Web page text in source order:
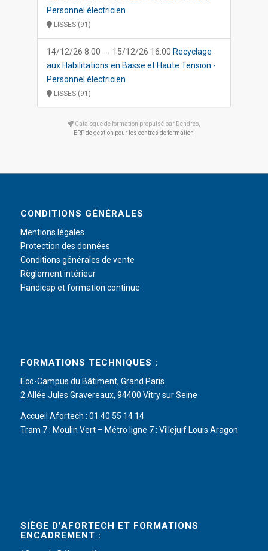
Personnel électricien
LISSES (91)
14/12/26 8:00 → 15/12/26 16:00 Recyclage
aux Habilitations en Basse et Haute Tension -
Personnel électricien
LISSES (91)
Catalogue de formation propulsé par Dendreo,
ERP de gestion pour les centres de formation
CONDITIONS GÉNÉRALES
Mentions légales
Protection des données
Conditions générales de vente
Règlement intérieur
Handicap et formation continue
FORMATIONS TECHNIQUES :
Eco-Campus du Bâtiment, Grand Paris
2 Allée Jules Gravereaux, 94400 Vitry sur Seine
Accueil Afortech : 01 40 55 14 14
Tram 7 : Moulin Vert – Métro ligne 7 : Villejuif Louis Aragon
SIÈGE D’AFORTECH ET FORMATIONS
ENCADREMENT :